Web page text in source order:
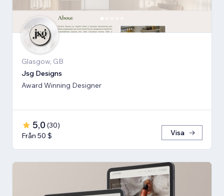
Glasgow, GB
Jsg Designs
Award Winning Designer
5,0 (30)
Från 50 $
Visa